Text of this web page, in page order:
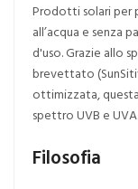
Prodotti solari per
all’acqua e senza
d'uso. Grazie allo
brevettato
ottimizzata,
spettro UVB e UVA.
Filosofia